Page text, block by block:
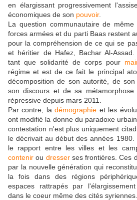
en élargissant progressivement
économiques de son pouvoir.
La question communautaire de
forces armées et du parti Baas restent
pour la compréhension de ce qui se
et héritier de Hafez, Bachar Al-Assad.
tant que solidarité de corps pour
régime et est de ce fait le principal
décomposition de son autorité, de
son discours et de sa
répressive depuis mars 2011.
Par contre, ladémographie et les
ont modifié la donne du paradoxe
contestation n'est plus uniquement
le décrivait au début des années
le rapport entre les villes et les
contenir ou dresserses frontières. Ces
par la nouvelle génération qui
la fois dans des régions
espaces rattrapés par
dans le coeur même des cités syriennes.